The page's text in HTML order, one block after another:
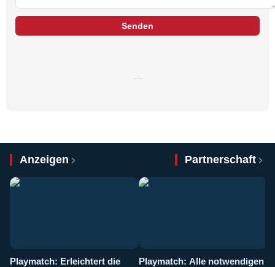
Senden
Anzeigen Partnerschaft
Playmatch: Erleichtert die
Playmatch: Alle notwendigen